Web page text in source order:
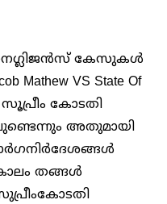
കേസുകൾ
Mathew VS State Of
സൂപ്രീം കോടതി
അതുമായി
തങ്ങൾ